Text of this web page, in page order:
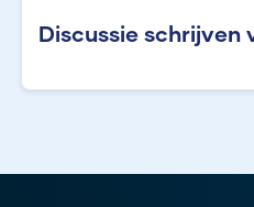
Discussie schrijven